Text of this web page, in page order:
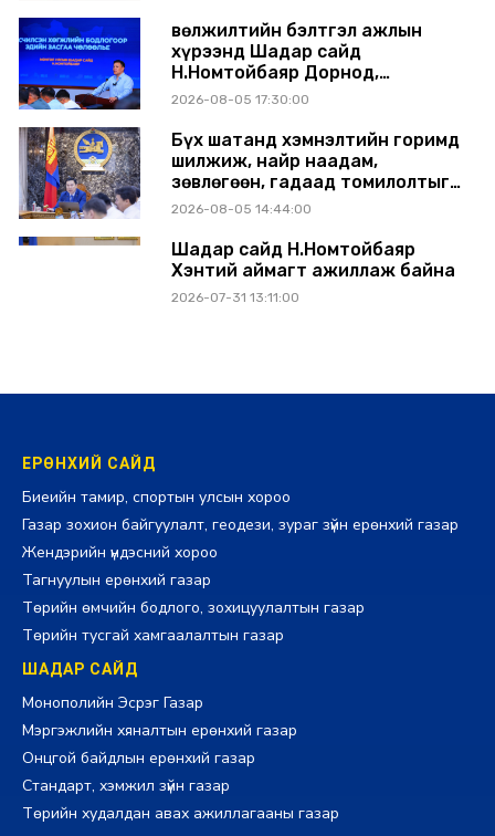
Өвөлжилтийн бэлтгэл ажлын
хүрээнд Шадар сайд
Н.Номтойбаяр Дорнод,
Сүхбаатар аймагт ажиллав
2026-08-05 17:30:00
Бүх шатанд хэмнэлтийн горимд
шилжиж, найр наадам,
зөвлөгөөн, гадаад томилолтыг
хориглолоо
2026-08-05 14:44:00
Шадар сайд Н.Номтойбаяр
Хэнтий аймагт ажиллаж байна
2026-07-31 13:11:00
ЕРӨНХИЙ САЙД
Биеийн тамир, спортын улсын хороо
Газар зохион байгуулалт, геодези, зураг зүйн ерөнхий газар
Жендэрийн үндэсний хороо
Тагнуулын ерөнхий газар
Төрийн өмчийн бодлого, зохицуулалтын газар
Төрийн тусгай хамгаалалтын газар
ШАДАР САЙД
Монополийн Эсрэг Газар
Мэргэжлийн хяналтын ерөнхий газар
Онцгой байдлын ерөнхий газар
Стандарт, хэмжил зүйн газар
Төрийн худалдан авах ажиллагааны газар